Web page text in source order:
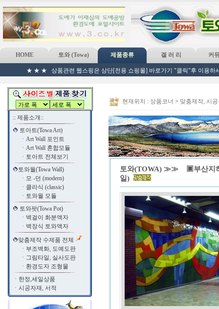
HOME 토와 (Towa) 제품종류 겔 러 리 커
★ ★ ★ 상품관련 웹스핑은 상단[전용 쇼핑몰] 바로가기 "클릭"후 이
:: 제품소개::
토아트(Towa Art)
ㆍ Art Wall 포인트
ㆍ Art Wall 혼합모듈
ㆍ 토아트 전체보기
토와월(Towa Wall)
ㆍ 모 -던 (modern)
ㆍ 클라식 (classic)
ㆍ 토와월 모듈
토와팟(Towa Pot)
ㆍ 벽걸이 화분액자
ㆍ 벽장식 토와액자
맞춤제작 수제품 전체
ㆍ 부조벽화, 도예도판
ㆍ 그림타일, 실사도판
ㆍ 환경도자 조형물
ㆍ 한정,세일상품
ㆍ 시공자재, 서적
현재위치 : 상품코너 > 맞춤제작, 시
토와(TOWA) ≫≫ ▣부산지하
일)